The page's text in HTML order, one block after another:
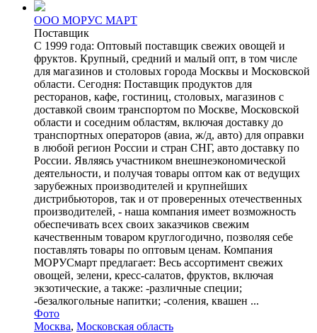
ООО МОРУС МАРТ
Поставщик
С 1999 года: Оптовый поставщик свежих овощей и
фруктов. Крупный, средний и малый опт, в том числе
для магазинов и столовых города Москвы и Московской
области. Сегодня: Поставщик продуктов для
ресторанов, кафе, гостиниц, столовых, магазинов с
доставкой своим транспортом по Москве, Московской
области и соседним областям, включая доставку до
транспортных операторов (авиа, ж/д, авто) для оправки
в любой регион России и стран СНГ, авто доставку по
России. Являясь участником внешнеэкономической
деятельности, и получая товары оптом как от ведущих
зарубежных производителей и крупнейших
дистрибьюторов, так и от проверенных отечественных
производителей, - наша компания имеет возможность
обеспечивать всех своих заказчиков свежим
качественным товаром круглогодично, позволяя себе
поставлять товары по оптовым ценам. Компания
МОРУСмарт предлагает: Весь ассортимент свежих
овощей, зелени, кресс-салатов, фруктов, включая
экзотические, а также: -различные специи;
-безалкогольные напитки; -соления, квашен ...
Фото
Москва, Московская область